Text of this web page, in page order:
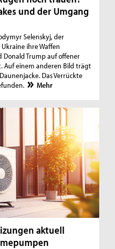
und der Umgang
Selenskyj, der
ihre Waffen
Trump auf offener
Auf einem anderen Bild trägt
Das Verrückte
Mehr
aktuell